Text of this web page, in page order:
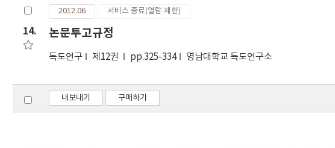
14.
2012.06 서비스 종료(열람 제한)
논문투고규정
독도연구 제12권 pp.325-334 영남대학교 독도연구소
내보내기 구매하기